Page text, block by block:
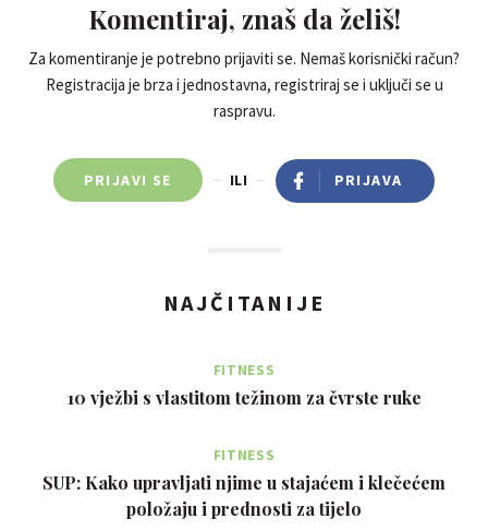
Komentiraj, znaš da želiš!
Za komentiranje je potrebno prijaviti se. Nemaš korisnički račun?
Registracija je brza i jednostavna, registriraj se i uključi se u
raspravu.
PRIJAVI SE ILI PRIJAVA
NAJČITANIJE
FITNESS
10 vježbi s vlastitom težinom za čvrste ruke
FITNESS
SUP: Kako upravljati njime u stajaćem i klečećem
položaju i prednosti za tijelo